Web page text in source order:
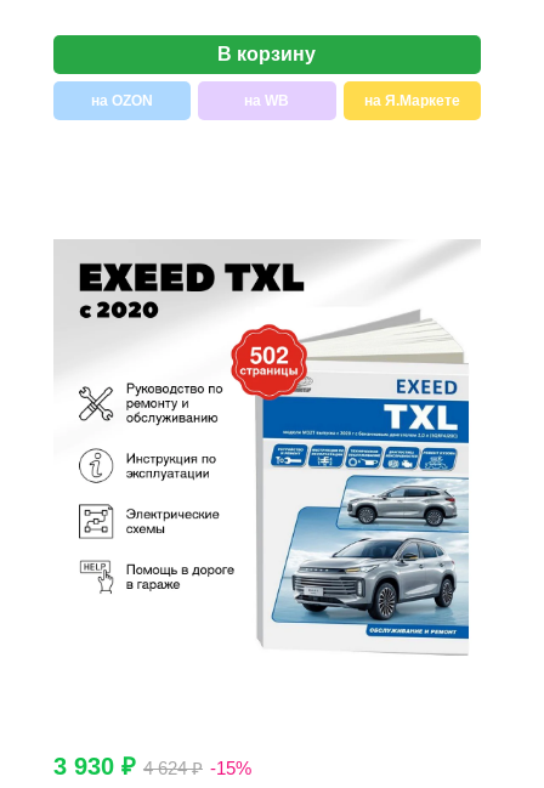
В корзину
на OZON на WB на Я.Маркете
3 930 ₽ 4 624 ₽ -15%